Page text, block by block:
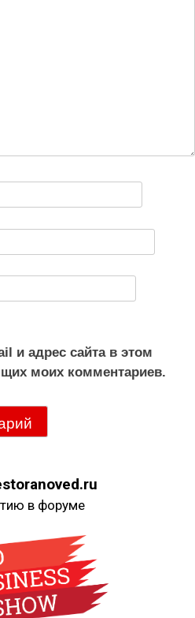
и адрес сайта в этом
моих комментариев.
в форуме